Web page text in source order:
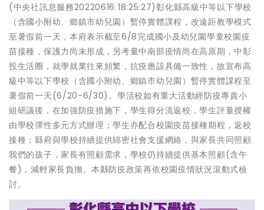
(中央社訊息服務20220616 18:25:27)彰化縣高級中等以下學校
（含國小附幼、鄉鎮市幼兒園）暫停實體課程，改遠距教學模式
至暑假前一天，本府表示截至6/8完成國小及幼兒園學童校園疫
苗接種，保護力尚未形成，另考量中南部疫情尚在高原期，中彰
投生活圈，就學就業往來頻繁，抗疫應該具備一致性，故宣布高
級中等以下學校（含國小附幼、鄉鎮市幼兒園）暫停實體課程至
暑假前一天(6/20-6/30)。學活校如有重大活動經防疫專責小
組研議後，在加強防疫措施下，學生得分流返校，學生評量授權
由學校彈性多元方式辦理；學生亦配合校園疫苗接種期程，返校
接種；縣府與學校持續提供綿密社會支援網絡，與家長共同照顧
我們的孩子，家長有照顧需求，學校仍持續提供基本照顧(含午
餐)，減輕家長負擔。本縣防疫政策再依校園疫情狀況滾動式檢
討。